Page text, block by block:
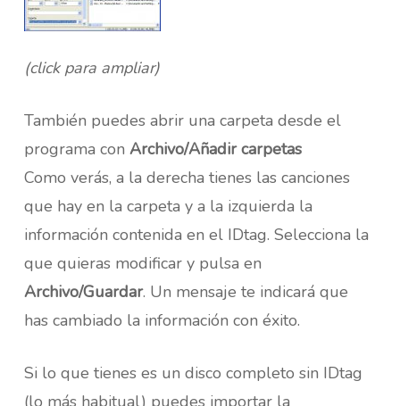
(click para ampliar)
También puedes abrir una carpeta desde el
programa con Archivo/Añadir carpetas
Como verás, a la derecha tienes las canciones
que hay en la carpeta y a la izquierda la
información contenida en el IDtag. Selecciona la
que quieras modificar y pulsa en
Archivo/Guardar. Un mensaje te indicará que
has cambiado la información con éxito.
Si lo que tienes es un disco completo sin IDtag
(lo más habitual) puedes importar la